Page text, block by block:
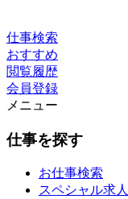
仕事検索
おすすめ
閲覧履歴
会員登録
メニュー
仕事を探す
お仕事検索
スペシャル求人